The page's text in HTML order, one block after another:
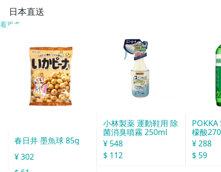
日本直送
看更多
春日井 墨魚球 85g
¥ 302
小林製薬 運動鞋用 除
菌消臭噴霧 250ml
¥ 548
$ 112
POKKA
檬酸
155ml
¥ 288
$ 59